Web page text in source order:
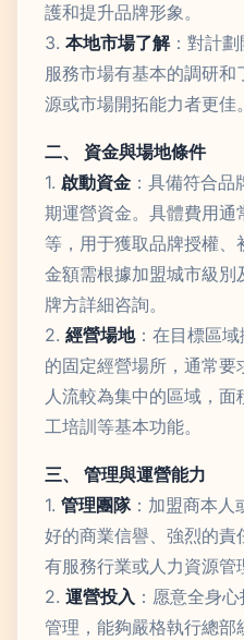
護和提升品牌形象。
3. 本地市場了解：對計
服務市場有基本的調研
源或市場開拓能力者更佳。
二、 資金與場地條件
1. 啟動資金 ：具備符合
期運營資金。具體費用通
等，用于獲取品牌授權、
金額需根據加盟城市級別
牌方詳細咨詢。
2. 經營場地：在目標區
的固定經營場所，通常
人流較為集中的區域，
工培訓等基本功能。
三、 管理與運營能力
1. 管理團隊：加盟商本人
好的商業信譽、強烈的責
有服務行業或人力資源管
2. 運營投入 ：愿意全身
管理，能夠嚴格執行總